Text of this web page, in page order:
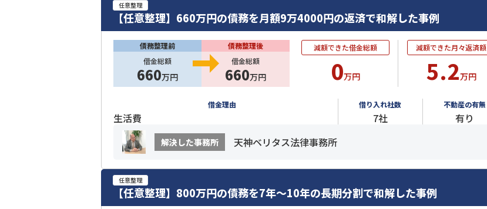
任意整理
【任意整理】660万円の債務を月額9万4000円の返済で和解した事例
債務整理前
借金総額
660万円
債務整理後
借金総額
660万円
減額できた借金総額
0万円
減額できた月々返済額
5.2万円
借金理由
生活費
借り入れ社数
7社
不動産の有無
有り
解決した事務所 天神ベリタス法律事務所
任意整理
【任意整理】800万円の債務を7年～10年の長期分割で和解した事例